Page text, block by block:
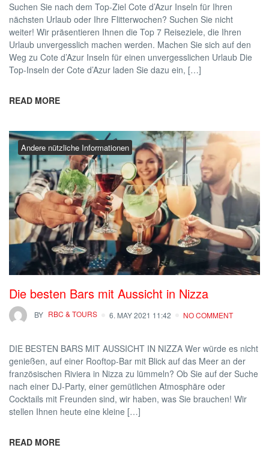
Suchen Sie nach dem Top-Ziel Cote d’Azur Inseln für Ihren
nächsten Urlaub oder Ihre Flitterwochen? Suchen Sie nicht
weiter! Wir präsentieren Ihnen die Top 7 Reiseziele, die Ihren
Urlaub unvergesslich machen werden. Machen Sie sich auf den
Weg zu Cote d’Azur Inseln für einen unvergesslichen Urlaub Die
Top-Inseln der Cote d’Azur laden Sie dazu ein, […]
READ MORE
Andere nützliche Informationen
Die besten Bars mit Aussicht in Nizza
BY RBC & TOURS 6. MAY 2021 11:42 NO COMMENT
DIE BESTEN BARS MIT AUSSICHT IN NIZZA Wer würde es nicht
genießen, auf einer Rooftop-Bar mit Blick auf das Meer an der
französischen Riviera in Nizza zu lümmeln? Ob Sie auf der Suche
nach einer DJ-Party, einer gemütlichen Atmosphäre oder
Cocktails mit Freunden sind, wir haben, was Sie brauchen! Wir
stellen Ihnen heute eine kleine […]
READ MORE